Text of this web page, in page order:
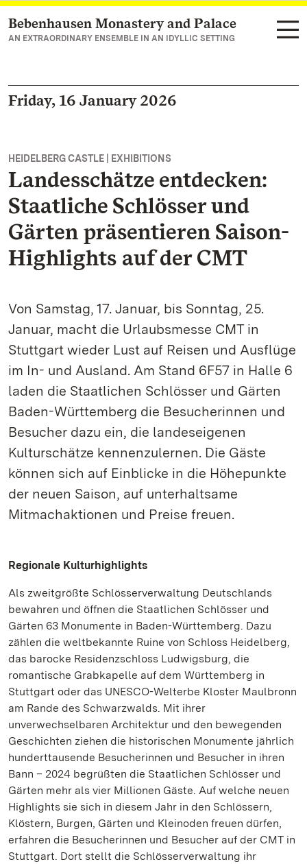
Navigate to main page
Bebenhausen Monastery and Palace
AN EXTRAORDINARY ENSEMBLE IN AN IDYLLIC SETTING
Friday, 16 January 2026
HEIDELBERG CASTLE | EXHIBITIONS
Landesschätze entdecken:
Staatliche Schlösser und
Gärten präsentieren Saison-
Highlights auf der CMT
Von Samstag, 17. Januar, bis Sonntag, 25.
Januar, macht die Urlaubsmesse CMT in
Stuttgart wieder Lust auf Reisen und Ausflüge
im In- und Ausland. Am Stand 6F57 in Halle 6
laden die Staatlichen Schlösser und Gärten
Baden-Württemberg die Besucherinnen und
Besucher dazu ein, die landeseigenen
Kulturschätze kennenzulernen. Die Gäste
können sich auf Einblicke in die Höhepunkte
der neuen Saison, auf unterhaltsame
Mitmachaktionen und Preise freuen.
Regionale Kulturhighlights
Als zweitgrößte Schlösserverwaltung Deutschlands
bewahren und öffnen die Staatlichen Schlösser und
Gärten 63 Monumente in Baden-Württemberg. Dazu
zählen die weltbekannte Ruine von Schloss Heidelberg,
das barocke Residenzschloss Ludwigsburg, die
romantische Grabkapelle auf dem Württemberg in
Stuttgart oder das UNESCO-Welterbe Kloster Maulbronn
am Rande des Schwarzwalds. Mit ihrer
unverwechselbaren Architektur und den bewegenden
Geschichten ziehen die historischen Monumente jährlich
hunderttausende Besucherinnen und Besucher in ihren
Bann – 2024 begrüßten die Staatlichen Schlösser und
Gärten mehr als vier Millionen Gäste. Auf welche neuen
Highlights sie sich in diesem Jahr in den Schlössern,
Klöstern, Burgen, Gärten und Kleinoden freuen dürfen,
erfahren die Besucherinnen und Besucher auf der CMT in
Stuttgart. Dort stellt die Schlösserverwaltung ihr